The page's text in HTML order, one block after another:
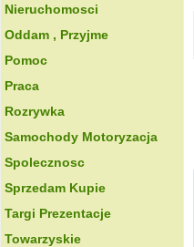
Nieruchomosci
Oddam , Przyjme
Pomoc
Praca
Rozrywka
Samochody Motoryzacja
Spolecznosc
Sprzedam Kupie
Targi Prezentacje
Towarzyskie